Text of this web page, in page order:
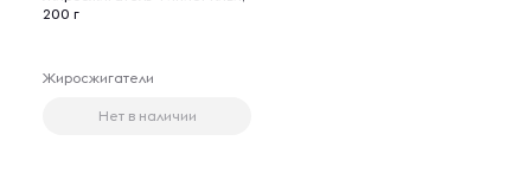
200 г
Жиросжигатели
Нет в наличии